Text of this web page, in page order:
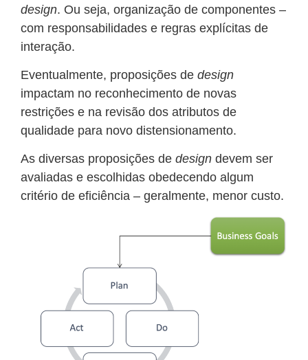
design. Ou seja, organização de componentes –
com responsabilidades e regras explícitas de
interação.
Eventualmente, proposições de design
impactam no reconhecimento de novas
restrições e na revisão dos atributos de
qualidade para novo distensionamento.
As diversas proposições de design devem ser
avaliadas e escolhidas obedecendo algum
critério de eficiência – geralmente, menor custo.